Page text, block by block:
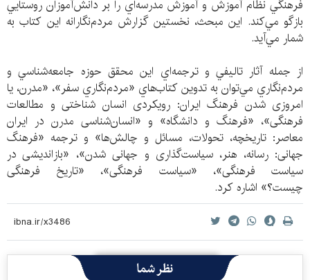
فرهنگي نظام آموزش و آموزش مدرسه‌اي را بر دانش‌آموزان روستايي
بازگو مي‌كند. اين مبحث، نخستين گزارش مردم‌نگارانه اين كتاب به
شمار مي‌آيد.
از جمله آثار تاليفي و ترجمه‌اي اين محقق حوزه جامعه‌شناسي و
مردم‌نگاري مي‌توان به تدوين كتاب‌هاي «مردم‌نگاري سفر»، «مدرن، یا
امروزی شدن فرهنگ ایران: رویکردی انسان شناختی و مطالعات
فرهنگی»، «فرهنگ و دانشگاه» و «انسان‌شناسی مدرن در ایران
معاصر: تاریخچه، تحولات، مسائل و چالش‌ها» و ترجمه «فرهنگ
جهانی: رسانه، هنر، سیاست‌گذاری و جهانی شدن»، «بازاندیشی در
سیاست فرهنگی»، «سیاست فرهنگی»، «تاریخ فرهنگی
چیست؟» اشاره كرد.
نظر شما